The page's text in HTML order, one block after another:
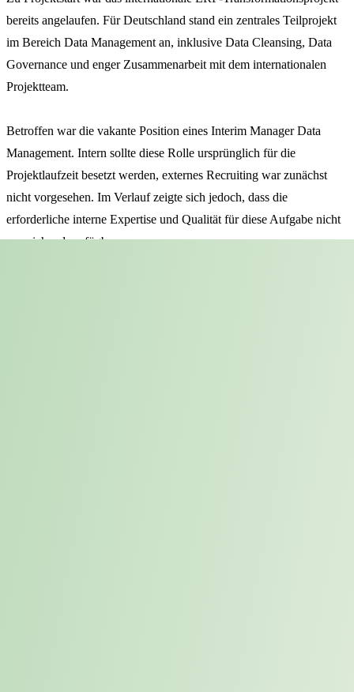
bereits angelaufen. Für Deutschland stand ein zentrales Teilprojekt
im Bereich Data Management an, inklusive Data Cleansing, Data
Governance und enger Zusammenarbeit mit dem internationalen
Projektteam.
Betroffen war die vakante Position eines Interim Manager Data
Management. Intern sollte diese Rolle ursprünglich für die
Projektlaufzeit besetzt werden, externes Recruiting war zunächst
nicht vorgesehen. Im Verlauf zeigte sich jedoch, dass die
erforderliche interne Expertise und Qualität für diese Aufgabe nicht
ausreichend verfügbar waren.